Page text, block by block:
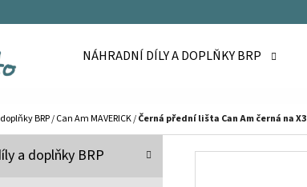
NÁHRADNÍ DÍLY A DOPLŇKY BRP
BRP/Can Am MAVERICK/Černá přední lišta Can Am černá na X3
a doplňky BRP